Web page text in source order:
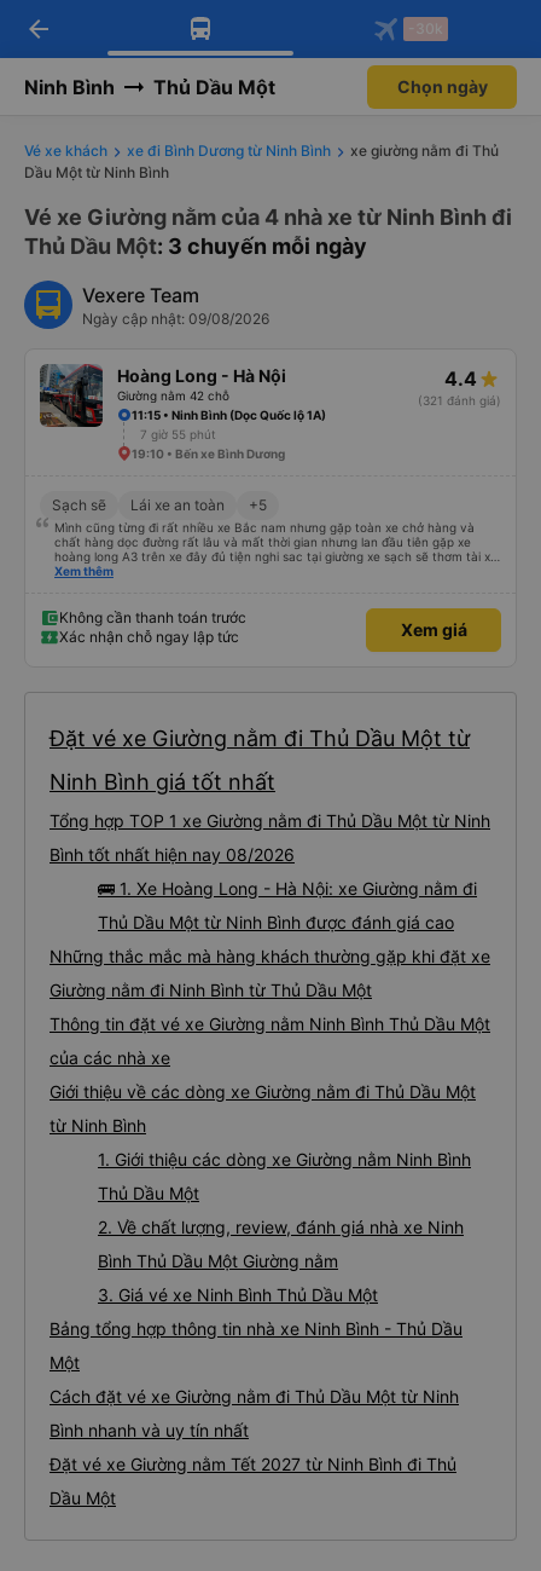
Tải app Vexere ngay!
Nhận ưu đãi thành viên độc
Mở app
Tải app Vexere
-30k/ghế khi đặt vé máy bay qua
Mở app
arrow_back -30k
Ninh Bình Thủ Dầu Một Chọn ngày
Vé xe khách xe đi Bình Dương từ Ninh Bình
xe giường nằm đi Thủ
Dầu Một từ Ninh Bình
Vé xe Giường nằm của 4 nhà xe từ Ninh Bình đi
Thủ Dầu Một: 3 chuyến mỗi ngày
Vexere Team
Ngày cập nhật: 09/08/2026
Hoàng Long - Hà Nội
Giường nằm 42 chỗ
4.4
(321 đánh giá)
11:15 • Ninh Bình (Dọc Quốc lộ 1A)
7 giờ 55 phút
19:10 • Bến xe Bình Dương
Sạch sẽ Lái xe an toàn +5
Mình cũng từng đi rất nhiều xe Bắc nam nhưng gặp toàn xe chở hàng và
chất hàng dọc đường rất lâu và mất thời gian nhưng lan đầu tiên gặp xe
hoàng long A3 trên xe đây đủ tiện nghi sac tại giường xe sạch sẽ thơm tài xế
lo xe thoải mái vui tính sẽ con ung hô nhe
Xem thêm
Không cần thanh toán trước
Xác nhận chỗ ngay lập tức
Xem giá
Đặt vé xe Giường nằm đi Thủ Dầu Một từ
Ninh Bình giá tốt nhất
Tổng hợp TOP 1 xe Giường nằm đi Thủ Dầu Một từ Ninh
Bình tốt nhất hiện nay 08/2026
🚌 1. Xe Hoàng Long - Hà Nội: xe Giường nằm đi
Thủ Dầu Một từ Ninh Bình được đánh giá cao
Những thắc mắc mà hàng khách thường gặp khi đặt xe
Giường nằm đi Ninh Bình từ Thủ Dầu Một
Thông tin đặt vé xe Giường nằm Ninh Bình Thủ Dầu Một
của các nhà xe
Giới thiệu về các dòng xe Giường nằm đi Thủ Dầu Một
từ Ninh Bình
1. Giới thiệu các dòng xe Giường nằm Ninh Bình
Thủ Dầu Một
2. Về chất lượng, review, đánh giá nhà xe Ninh
Bình Thủ Dầu Một Giường nằm
3. Giá vé xe Ninh Bình Thủ Dầu Một
Bảng tổng hợp thông tin nhà xe Ninh Bình - Thủ Dầu
Một
Cách đặt vé xe Giường nằm đi Thủ Dầu Một từ Ninh
Bình nhanh và uy tín nhất
Đặt vé xe Giường nằm Tết 2027 từ Ninh Bình đi Thủ
Dầu Một